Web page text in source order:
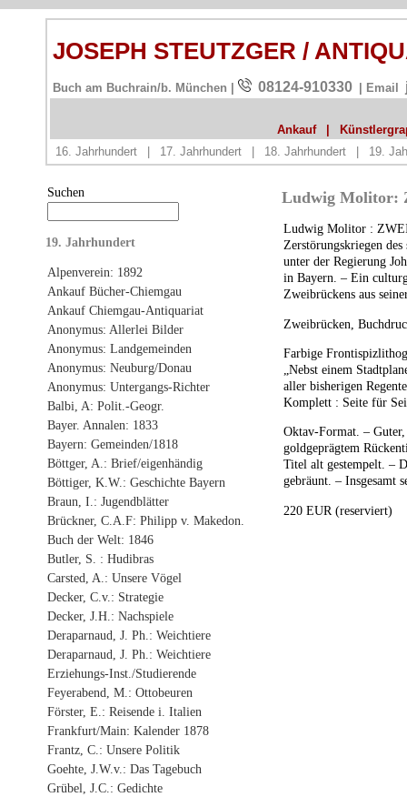
JOSEPH STEUTZGER /
Buch am Buchrain/b. München | 08124-910330 | Email
Ankauf
16. Jahrhundert
17. Jahrhundert 18. Jahrhundert 19.
Suchen
19. Jahrhundert
Alpenverein: 1892
Ankauf Bücher-Chiemgau
Ankauf Chiemgau-Antiquariat
Anonymus: Allerlei Bilder
Anonymus: Landgemeinden
Anonymus: Neuburg/Donau
Anonymus: Untergangs-Richter
Balbi, A: Polit.-Geogr.
Bayer. Annalen: 1833
Bayern: Gemeinden/1818
Böttger, A.: Brief/eigenhändig
Böttiger, K.W.: Geschichte Bayern
Braun, I.: Jugendblätter
Brückner, C.A.F: Philipp v. Makedon.
Buch der Welt: 1846
Butler, S. : Hudibras
Carsted, A.: Unsere Vögel
Decker, C.v.: Strategie
Decker, J.H.: Nachspiele
Deraparnaud, J. Ph.: Weichtiere
Deraparnaud, J. Ph.: Weichtiere
Erziehungs-Inst./Studierende
Feyerabend, M.: Ottobeuren
Förster, E.: Reisende i. Italien
Frankfurt/Main: Kalender 1878
Frantz, C.: Unsere Politik
Goehte, J.W.v.: Das Tagebuch
Grübel, J.C.: Gedichte
Ludwig Molitor:
Ludwig Molitor :
Zerstörungskriegen des
unter der Regierung
in Bayern. – Ein
Zweibrückens aus
Zweibrücken,
Farbige
„Nebst einem
aller bisherigen
Komplett : Seite für
Oktav-Format. –
goldgeprägtem
Titel alt gestempelt. –
gebräunt. – Insgesamt
220 EUR (reserviert)